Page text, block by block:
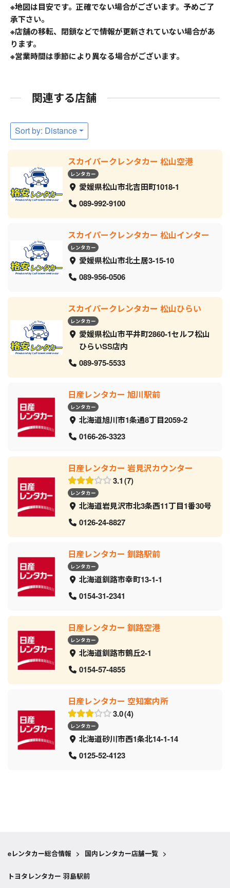
※地図は目安です。正確でない場合がございます。予めご了
承下さい。
※店舗の移転、閉鎖などで情報が更新されていない場合があ
ります。
※営業時間は季節により異なる場合がございます。
関連する店舗
Sort by: Distance
スカイパークレンタカー 松山空港
レンタカー
愛媛県松山市北吉田町1018-1
089-992-9100
スカイパークレンタカー 松山インター
レンタカー
愛媛県松山市北土居3-15-10
089-956-0506
スカイパークレンタカー 松山ひらい
レンタカー
愛媛県松山市平井町2860-1セルフ松山
ひらいSS店内
089-975-5533
日産レンタカー 旭川駅前
レンタカー
北海道旭川市1条通8丁目2059‐2
0166-26-3323
日産レンタカー 岩見沢カウンター
3.1 7
レンタカー
北海道岩見沢市北3条西11丁目1番30号
0126-24-8827
日産レンタカー 釧路駅前
レンタカー
北海道釧路市幸町13-1-1
0154-31-2341
日産レンタカー 釧路空港
レンタカー
北海道釧路市鶴丘2-1
0154-57-4855
日産レンタカー 空知案内所
3.0 4
レンタカー
北海道砂川市西1条北14-1-14
0125-52-4123
eレンタカー総合情報 > 国内レンタカー店舗一覧 >
トヨタレンタカー 羽島駅前